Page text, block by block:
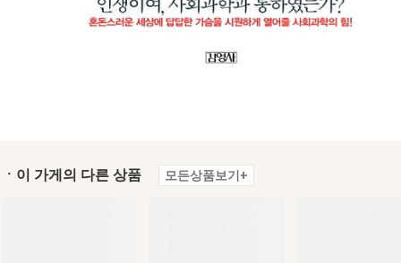
ㆍ이 가게의 다른 상품 모든상품보기+